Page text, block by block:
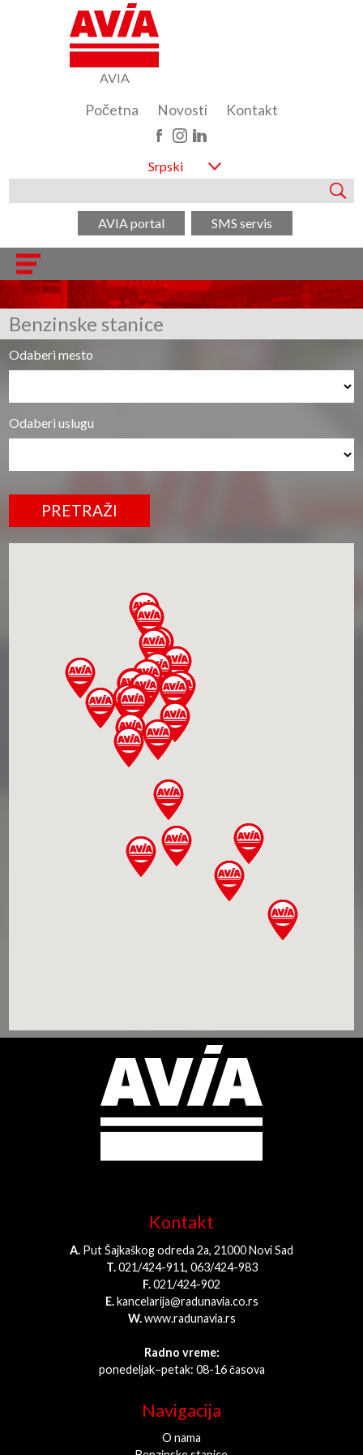
AVIA
Početna Novosti Kontakt
Srpski
AVIA portal SMS servis
Benzinske stanice
Odaberi mesto
Odaberi uslugu
PRETRAŽI
Kontakt
A. Put Šajkaškog odreda 2a, 21000 Novi Sad
T.021/424-911, 063/424-983
F.021/424-902
E. kancelarija@radunavia.co.rs
W. www.radunavia.rs
Radno vreme:
ponedeljak–petak: 08-16 časova
Navigacija
O nama